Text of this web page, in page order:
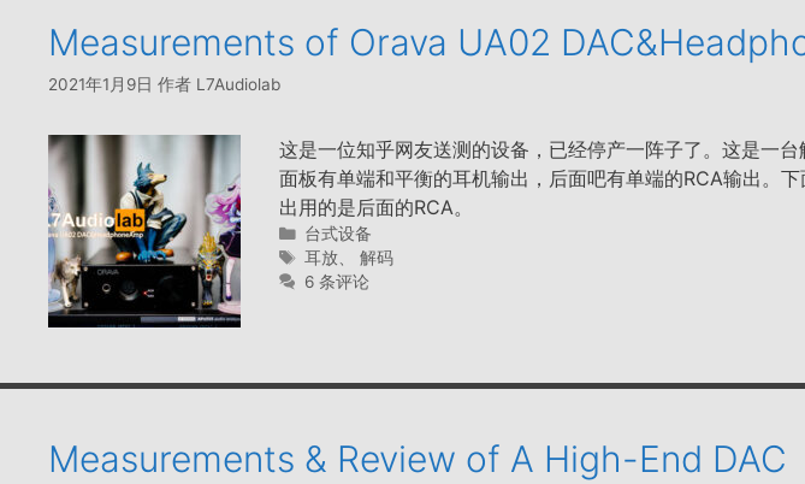
Measurements of Orava UA02
2021年1月9日 作者 L7Audiolab
这是一位知乎网友送测的设备，已经停产一阵子了。这是一
面板有单端和平衡的耳机输出，后面吧有单端的RCA输出。
出用的是后面的RCA。
分
类
台式设备
标
签
耳放 、解码
6 条评论
Measurements & Review of A High-End DAC